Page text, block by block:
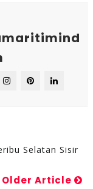
Selatan Sisir
Older Article